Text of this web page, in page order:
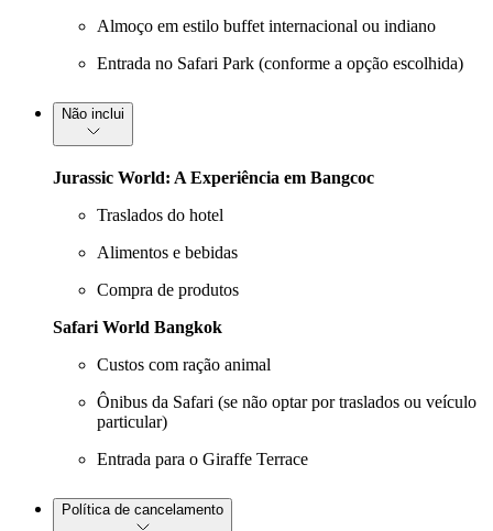
Almoço em estilo buffet internacional ou indiano
Entrada no Safari Park (conforme a opção escolhida)
Não inclui
Jurassic World: A Experiência em Bangcoc
Traslados do hotel
Alimentos e bebidas
Compra de produtos
Safari World Bangkok
Custos com ração animal
Ônibus da Safari (se não optar por traslados ou veículo
particular)
Entrada para o Giraffe Terrace
Política de cancelamento